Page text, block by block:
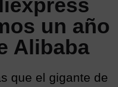
un año
Alibaba
que el gigante de